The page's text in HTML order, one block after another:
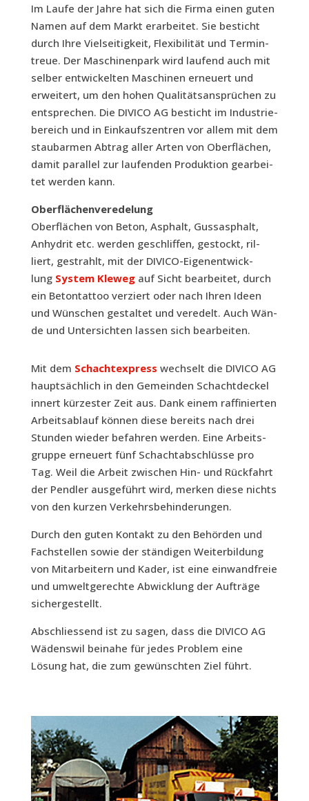
Im Lau­fe der Jah­re hat sich die Fir­ma einen guten
Namen auf dem Markt erar­bei­tet. Sie besticht
durch Ihre Viel­sei­tig­keit, Fle­xi­bi­li­tät und Ter­min­
treue. Der Maschi­nen­park wird lau­fend auch mit
sel­ber ent­wi­ckel­ten Maschi­nen erneu­ert und
erwei­tert, um den hohen Qua­li­täts­an­sprü­chen zu
ent­spre­chen. Die DIVICO AG besticht im Indus­trie­
be­reich und in Ein­kaufs­zen­tren vor allem mit dem
staub­ar­men Abtrag aller Arten von Ober­flä­chen,
damit par­al­lel zur lau­fen­den Pro­duk­ti­on gear­bei­
tet wer­den kann.
Ober­flä­chen­ver­ede­lung
Ober­flä­chen von Beton, Asphalt, Guss­asphalt,
Anhy­drit etc. wer­den geschlif­fen, gestockt, ril­
liert, gestrahlt, mit der DIVICO-Eigen­ent­wick­
lung Sys­tem Kle­weg auf Sicht bear­bei­tet, durch
ein Beton­tat­too ver­ziert oder nach Ihren Ideen
und Wün­schen gestal­tet und ver­edelt. Auch Wän­
de und Unter­sich­ten las­sen sich bearbeiten.
Mit dem Schacht­ex­press wech­selt die DIVICO AG
haupt­säch­lich in den Gemein­den Schacht­de­ckel
innert kür­zes­ter Zeit aus. Dank einem raf­fi­nier­ten
Arbeits­ab­lauf kön­nen die­se bereits nach drei
Stun­den wie­der befah­ren wer­den. Eine Arbeits­
grup­pe erneu­ert fünf Schacht­ab­schlüs­se pro
Tag. Weil die Arbeit zwi­schen Hin- und Rück­fahrt
der Pend­ler aus­ge­führt wird, mer­ken die­se nichts
von den kur­zen Verkehrsbehinderungen.
Durch den guten Kon­takt zu den Behör­den und
Fach­stel­len sowie der stän­di­gen Wei­ter­bil­dung
von Mit­ar­bei­tern und Kader, ist eine ein­wand­freie
und umwelt­ge­rech­te Abwick­lung der Auf­trä­ge
sichergestellt.
Abschlies­send ist zu sagen, dass die DIVICO AG
Wädens­wil bei­na­he für jedes Pro­blem eine
Lösung hat, die zum gewünsch­ten Ziel führt.